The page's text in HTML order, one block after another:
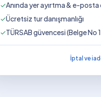
✓Anında yer ayırtma & e-posta
✓Ücretsiz tur danışmanlığı
✓TÜRSAB güvencesi (Belge No
İptal ve